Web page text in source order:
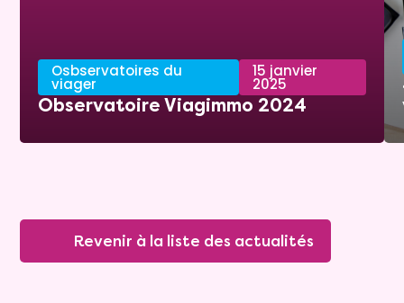
Osbservatoires du
viager
15 janvier
2025
Observatoire Viagimmo 2024
Revenir à la liste des actualités